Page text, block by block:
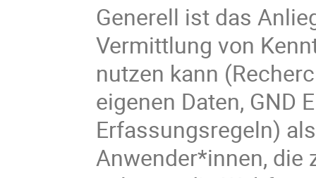
Generell ist das
Vermittlung von
nutzen kann
eigenen Daten, GND
Erfassungsregeln)
Anwender*innen, die